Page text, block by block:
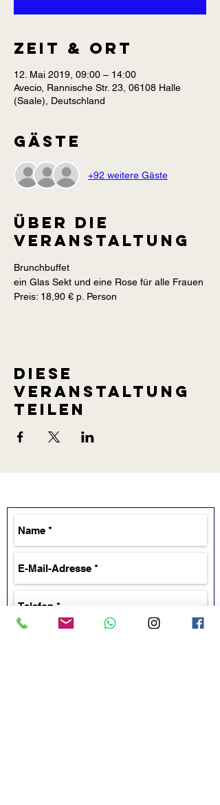
Zeit & Ort
12. Mai 2019, 09:00 – 14:00
Avecio, Rannische Str. 23, 06108 Halle
(Saale), Deutschland
Gäste
+92 weitere Gäste
Über die
Veranstaltung
Brunchbuffet
ein Glas Sekt und eine Rose für alle Frauen
Preis: 18,90 € p. Person
Diese
Veranstaltung
teilen